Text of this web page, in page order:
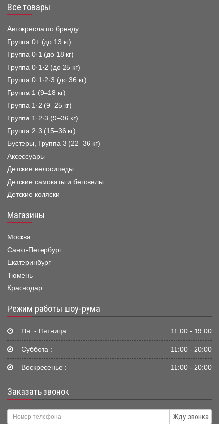
Все товары
Автокресла по бренду
Группа 0+ (до 13 кг)
Группа 0·1 (до 18 кг)
Группа 0·1·2 (до 25 кг)
Группа 0·1·2·3 (до 36 кг)
Группа 1 (9–18 кг)
Группа 1·2 (9–25 кг)
Группа 1·2·3 (9–36 кг)
Группа 2·3 (15–36 кг)
Бустеры, Группа 3 (22–36 кг)
Аксессуары
Детские велосипеды
Детские самокаты и беговелы
Детские коляски
Магазины
Москва
Санкт-Петербург
Екатеринбург
Тюмень
Краснодар
Режим работы шоу-рума
Пн. - Пятница : 11:00 - 19:00
Суббота : 11:00 - 20:00
Воскресенье : 11:00 - 20:00
Заказать звонок
Жду звонка